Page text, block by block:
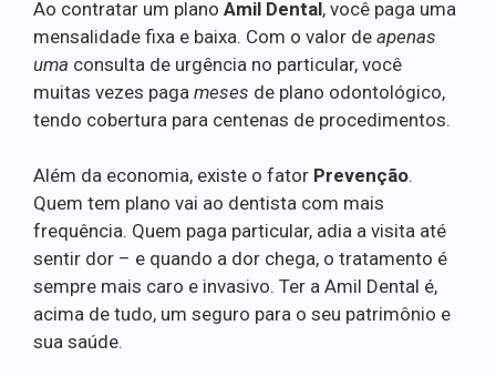
Ao contratar um plano Amil Dental, você paga uma
mensalidade fixa e baixa. Com o valor de apenas
uma consulta de urgência no particular, você
muitas vezes paga meses de plano odontológico,
tendo cobertura para centenas de procedimentos.
Além da economia, existe o fator Prevenção.
Quem tem plano vai ao dentista com mais
frequência. Quem paga particular, adia a visita até
sentir dor – e quando a dor chega, o tratamento é
sempre mais caro e invasivo. Ter a Amil Dental é,
acima de tudo, um seguro para o seu patrimônio e
sua saúde.